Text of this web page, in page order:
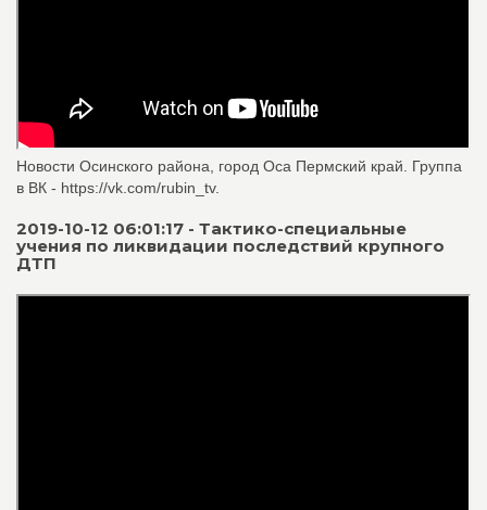
Новости Осинского района, город Оса Пермский край. Группа
в ВК - https://vk.com/rubin_tv.
2019-10-12 06:01:17 - Тактико-специальные
учения по ликвидации последствий крупного
ДТП